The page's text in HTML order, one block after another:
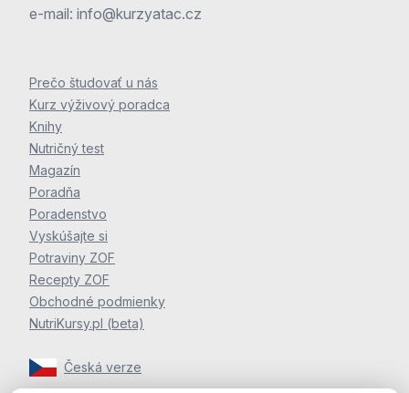
e-mail: info@kurzyatac.cz
Prečo študovať u nás
Kurz výživový poradca
Knihy
Nutričný test
Magazín
Poradňa
Poradenstvo
Vyskúšajte si
Potraviny ZOF
Recepty ZOF
Obchodné podmienky
NutriKursy.pl (beta)
Česká verze